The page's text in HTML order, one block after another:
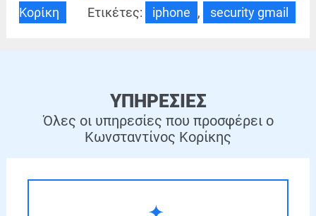
Κορίκη
Ετικέτες: iphone , security gmail
ΥΠΗΡΕΣΙΕΣ
Όλες οι υπηρεσίες που προσφέρει ο
Κωνσταντίνος Κορίκης